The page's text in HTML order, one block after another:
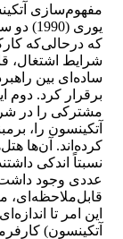
مفهوم‌سازی
یوری
که درحالی‌که
شرایط اشتغال،
ساده‌ای بین
برقرار کرد. دوم
آتکینسون را،
کرده‌اند. آن‌ها
نسبتاً اندکی
عددی وجود
قابل‌ملاحظه‌ای،
این امر تا
آتکینسون)